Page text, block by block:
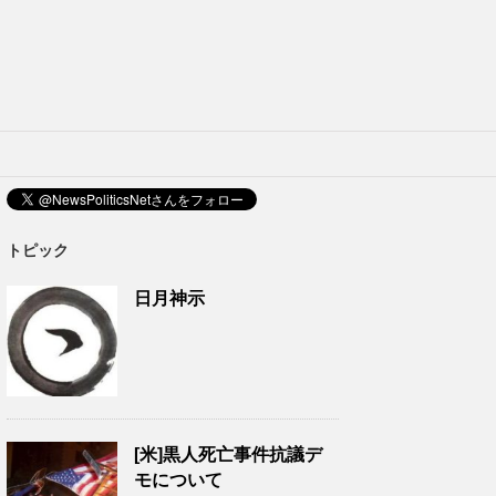
トピック
日月神示
[米]黒人死亡事件抗議デ
モについて